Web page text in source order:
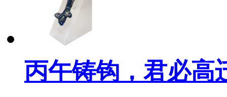
丙午铸钩，君必高